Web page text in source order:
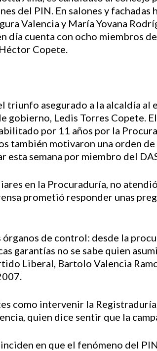
del PIN. En salones y
Valencia y María Yovana
día cuenta con ocho miembros
Copete.
triunfo asegurado a la alcaldía al
gobierno, Ledis Torres Copete.
por 11 años por la
también motivaron una orden
esta semana por miembro del
en la Procuraduría, no
prometió responder unas
órganos de control: desde la
garantías no se sabe quien
Liberal, Bartolo Valencia
como intervenir la
quien dice sentir que la
en que el fenómeno del